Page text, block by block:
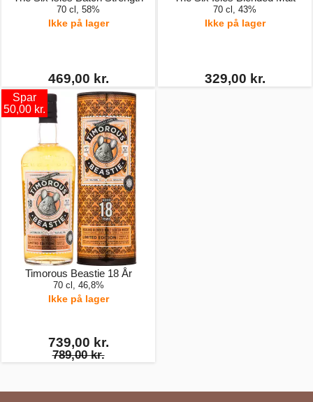
70 cl, 58%
Ikke på lager
469,00 kr.
70 cl, 43%
Ikke på lager
329,00 kr.
Spar
50,00 kr.
Timorous Beastie 18 År
70 cl, 46,8%
Ikke på lager
739,00 kr.
789,00 kr.